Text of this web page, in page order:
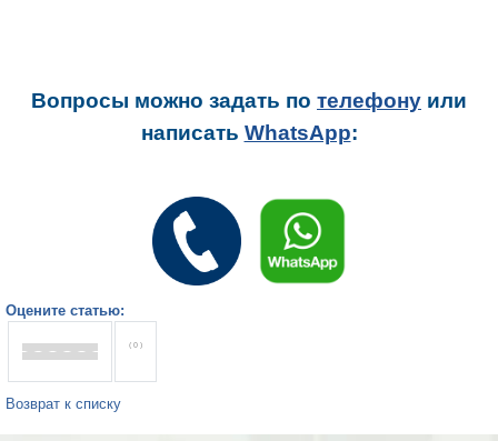
Вопросы можно задать по телефону или
написать WhatsApp:
Оцените статью:
( 0 )
Возврат к списку